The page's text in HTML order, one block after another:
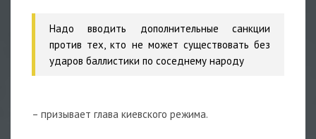
Надо вводить дополнительные санкции
против тех, кто не может существовать без
ударов баллистики по соседнему народу
– призывает глава киевского режима.